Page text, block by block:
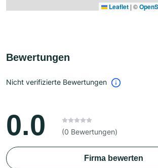
Leaflet | ©
Bewertungen
Nicht verifizierte Bewertungen
0.0 (0 Bewertungen)
Firma bewerten